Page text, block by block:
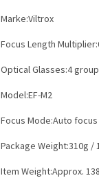
Marke:Viltrox
Focus Length
Optical Glasses:4
Model:EF-M2
Focus Mode:Auto focus
Package Weight:310g /
Item Weight:Approx.